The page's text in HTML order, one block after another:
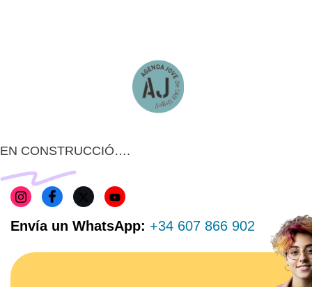
EN CONSTRUCCIÓ….
Envía un WhatsApp: +34 607 866 902